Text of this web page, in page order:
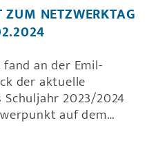
ZUM NETZWERKTAG
an der Emil-
der aktuelle
2023/2024
auf dem